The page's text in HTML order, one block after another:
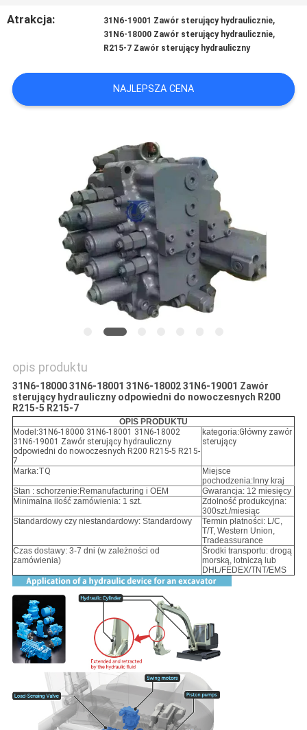
AKTUALNOŚCI
WSZYSTKIE
POPROSIĆ
WYCENĘ
SITEMAP
POLITYKA
PRYWATNOŚCI
Atrakcja: 31N6-19001 Zawór sterujący hydraulicznie,
31N6-18000 Zawór sterujący hydraulicznie,
R215-7 Zawór sterujący hydrauliczny
NAJLEPSZA CENA
opis produktu
31N6-18000 31N6-18001 31N6-18002 31N6-19001 Zawór
sterujący hydrauliczny odpowiedni do nowoczesnych R200
R215-5 R215-7
OPIS PRODUKTU
Model:31N6-18000 31N6-18001 31N6-18002
31N6-19001 Zawór sterujący hydrauliczny
odpowiedni do nowoczesnych R200 R215-5 R215-
7
kategoria:Główny zawór
sterujący
Marka:TQ
Miejsce
pochodzenia:Inny kraj
Stan : schorzenie:Remanufacturing i OEM
Gwarancja: 12 miesięcy
Minimalna ilość zamówienia: 1 szt.
Zdolność produkcyjna:
300szt./miesiąc
Standardowy czy niestandardowy: Standardowy
Termin płatności: L/C,
T/T, Western Union,
Tradeassurance
Czas dostawy: 3-7 dni (w zależności od
zamówienia)
Środki transportu: drogą
morską, lotniczą lub
DHL/FEDEX/TNT/EMS